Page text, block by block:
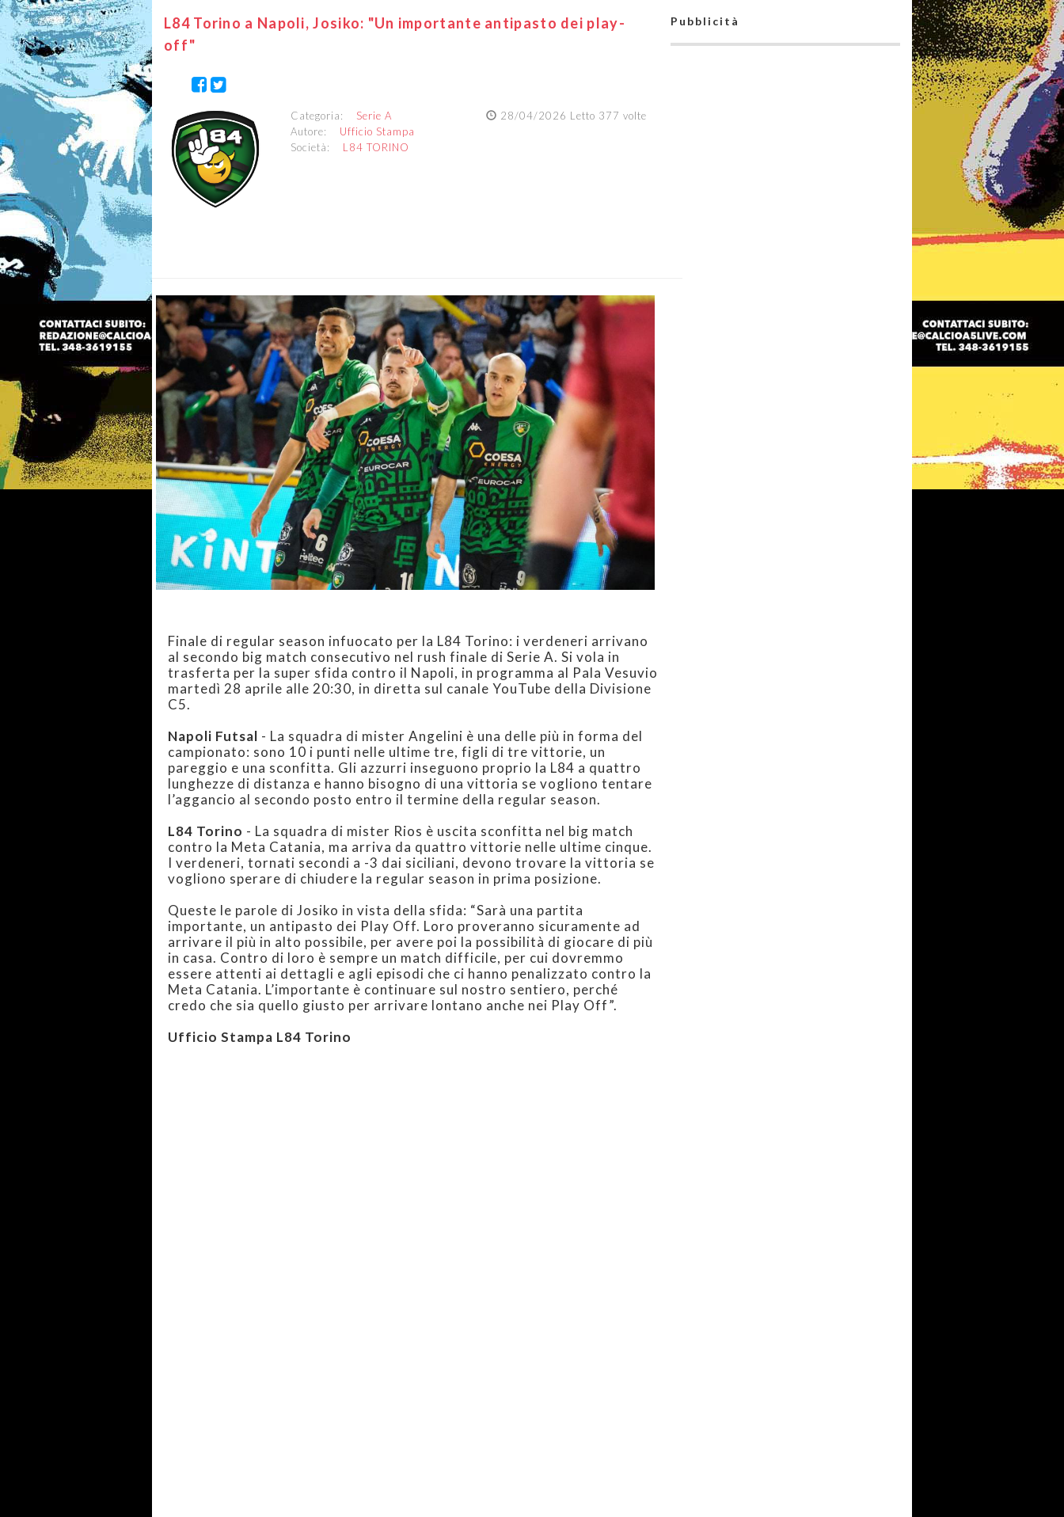
L84 Torino a Napoli, Josiko: "Un importante antipasto dei play-
off"
28/04/2026 Letto 377 volte
Categoria: Serie A
Autore: Ufficio Stampa
Società: L84 TORINO
Finale di regular season infuocato per la L84 Torino: i verdeneri arrivano
al secondo big match consecutivo nel rush finale di Serie A. Si vola in
trasferta per la super sfida contro il Napoli, in programma al Pala Vesuvio
martedì 28 aprile alle 20:30, in diretta sul canale YouTube della Divisione
C5.
Napoli Futsal - La squadra di mister Angelini è una delle più in forma del
campionato: sono 10 i punti nelle ultime tre, figli di tre vittorie, un
pareggio e una sconfitta. Gli azzurri inseguono proprio la L84 a quattro
lunghezze di distanza e hanno bisogno di una vittoria se vogliono tentare
l’aggancio al secondo posto entro il termine della regular season.
L84 Torino - La squadra di mister Rios è uscita sconfitta nel big match
contro la Meta Catania, ma arriva da quattro vittorie nelle ultime cinque.
I verdeneri, tornati secondi a -3 dai siciliani, devono trovare la vittoria se
vogliono sperare di chiudere la regular season in prima posizione.
Queste le parole di Josiko in vista della sfida: “Sarà una partita
importante, un antipasto dei Play Off. Loro proveranno sicuramente ad
arrivare il più in alto possibile, per avere poi la possibilità di giocare di più
in casa. Contro di loro è sempre un match difficile, per cui dovremmo
essere attenti ai dettagli e agli episodi che ci hanno penalizzato contro la
Meta Catania. L’importante è continuare sul nostro sentiero, perché
credo che sia quello giusto per arrivare lontano anche nei Play Off”.
Ufficio Stampa L84 Torino
Pubblicità